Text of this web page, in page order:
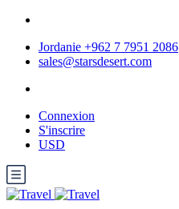
Jordanie +962 7 7951 2086
sales@starsdesert.com
Connexion
S'inscrire
USD